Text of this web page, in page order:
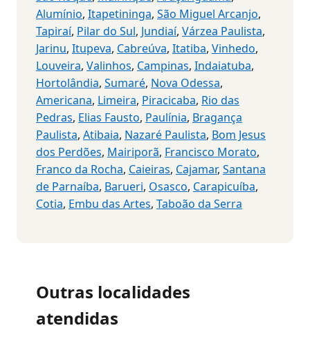
Alumínio, Itapetininga, São Miguel Arcanjo,
Tapiraí, Pilar do Sul, Jundiaí, Várzea Paulista,
Jarinu, Itupeva, Cabreúva, Itatiba, Vinhedo,
Louveira, Valinhos, Campinas, Indaiatuba,
Hortolândia, Sumaré, Nova Odessa,
Americana, Limeira, Piracicaba, Rio das
Pedras, Elias Fausto, Paulínia, Bragança
Paulista, Atibaia, Nazaré Paulista, Bom Jesus
dos Perdões, Mairiporã, Francisco Morato,
Franco da Rocha, Caieiras, Cajamar, Santana
de Parnaíba, Barueri, Osasco, Carapicuíba,
Cotia, Embu das Artes, Taboão da Serra
Outras localidades
atendidas